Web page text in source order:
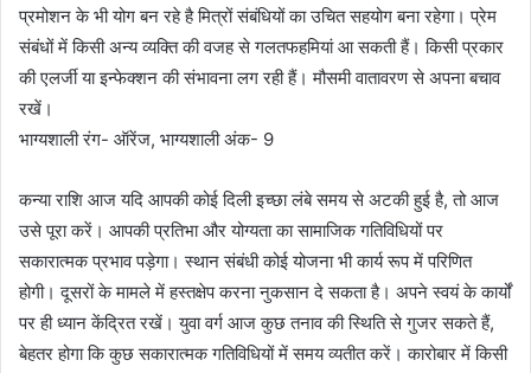
प्रमोशन के भी योग बन रहे है मित्रों संबंधियों का उचित सहयोग बना रहेगा। प्रेम
संबंधों में किसी अन्य व्यक्ति की वजह से गलतफहमियां आ सकती हैं। किसी प्रकार
की एलर्जी या इन्फेक्शन की संभावना लग रही हैं। मौसमी वातावरण से अपना बचाव
रखें।
भाग्यशाली रंग- ऑरेंज, भाग्यशाली अंक- 9
कन्या राशि आज यदि आपकी कोई दिली इच्छा लंबे समय से अटकी हुई है, तो आज
उसे पूरा करें। आपकी प्रतिभा और योग्यता का सामाजिक गतिविधियों पर
सकारात्मक प्रभाव पड़ेगा। स्थान संबंधी कोई योजना भी कार्य रूप में परिणित
होगी। दूसरों के मामले में हस्तक्षेप करना नुकसान दे सकता है। अपने स्वयं के कार्यों
पर ही ध्यान केंद्रित रखें। युवा वर्ग आज कुछ तनाव की स्थिति से गुजर सकते हैं,
बेहतर होगा कि कुछ सकारात्मक गतिविधियों में समय व्यतीत करें। कारोबार में किसी